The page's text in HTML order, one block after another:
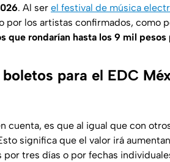
. Al ser el festival de música
por los artistas confirmados, como
que rondarían hasta los 9 mil pesos
para el EDC
cuenta, es que al igual que con
significa que el valor irá
tres días o por fechas